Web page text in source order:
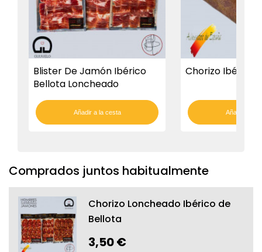
Blister De Jamón Ibérico
Bellota Loncheado
Añadir a la cesta
Chorizo Ibérico
Añadir a la
Comprados juntos habitualmente
Chorizo Loncheado Ibérico de
Bellota
3,50 €